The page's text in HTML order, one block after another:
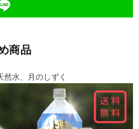
商品
然水、月のしずく